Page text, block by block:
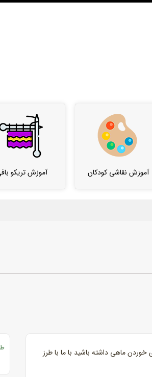
آموزش نقاشی کودکان آموزش تریکو
ماهی داشته باشید با ما با طرز